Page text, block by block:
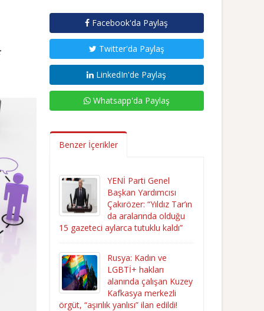
Facebook'da Paylaş
Twitter'da Paylaş
LinkedIn'de Paylaş
Whatsapp'da Paylaş
Benzer İçerikler
YENİ Parti Genel
Başkan Yardımcısı
Çakırözer: “Yıldız Tar’ın
da aralarında olduğu
15 gazeteci aylarca tutuklu kaldı”
Rusya: Kadın ve
LGBTİ+ hakları
alanında çalışan Kuzey
Kafkasya merkezli
örgüt, “aşırılık yanlısı” ilan edildi!